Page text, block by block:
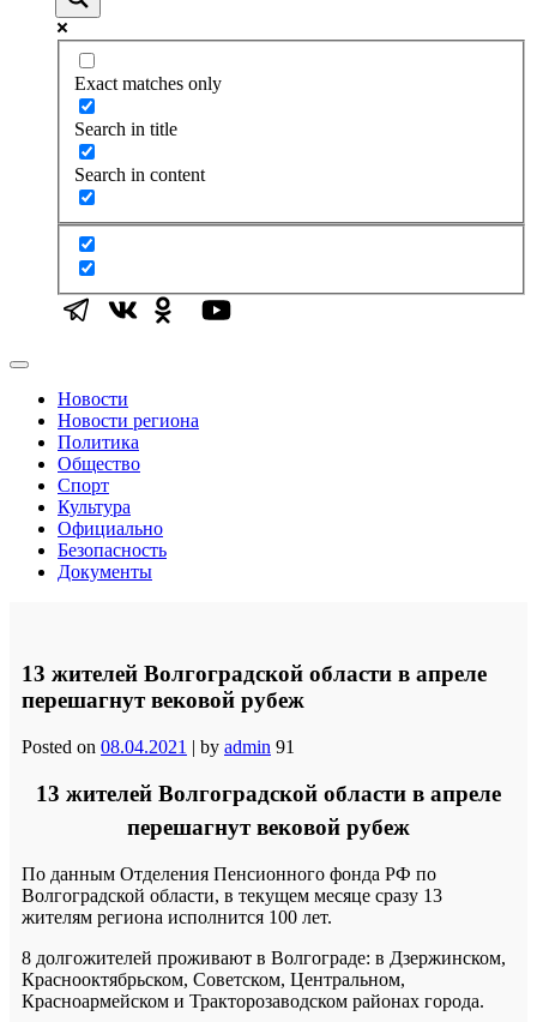
Exact matches only
Search in title
Search in content
Новости
Новости региона
Политика
Общество
Спорт
Культура
Официально
Безопасность
Документы
13 жителей Волгоградской области в апреле
перешагнут вековой рубеж
Posted on 08.04.2021 | by admin 91
13 жителей Волгоградской области в апреле
перешагнут вековой рубеж
По данным Отделения Пенсионного фонда РФ по
Волгоградской области, в текущем месяце сразу 13
жителям региона исполнится 100 лет.
8 долгожителей проживают в Волгограде: в Дзержинском,
Краснооктябрьском, Советском, Центральном,
Красноармейском и Тракторозаводском районах города.